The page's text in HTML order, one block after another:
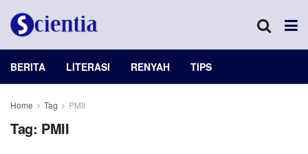
BERITA LITERASI RENYAH TIPS
Home Tag PMII
Tag: PMII